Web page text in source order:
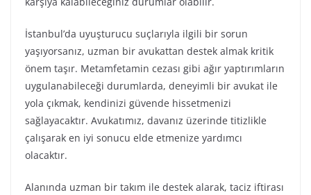
İstanbul’da uyuşturucu suçlarıyla ilgili bir sorun
yaşıyorsanız, uzman bir avukattan destek almak kritik
önem taşır. Metamfetamin cezası gibi ağır yaptırımların
uygulanabileceği durumlarda, deneyimli bir avukat ile
yola çıkmak, kendinizi güvende hissetmenizi
sağlayacaktır. Avukatımız, davanız üzerinde titizlikle
çalışarak en iyi sonucu elde etmenize yardımcı
olacaktır.
Alanında uzman bir takım ile destek alarak, taciz iftirası